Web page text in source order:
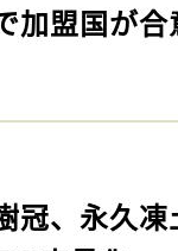
加盟国が合
冠、永久